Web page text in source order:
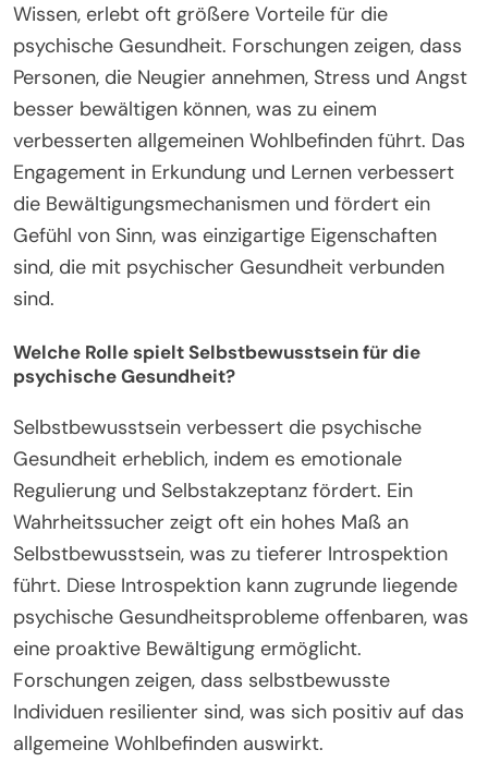
Wissen, erlebt oft größere Vorteile für die
psychische Gesundheit. Forschungen zeigen, dass
Personen, die Neugier annehmen, Stress und Angst
besser bewältigen können, was zu einem
verbesserten allgemeinen Wohlbefinden führt. Das
Engagement in Erkundung und Lernen verbessert
die Bewältigungsmechanismen und fördert ein
Gefühl von Sinn, was einzigartige Eigenschaften
sind, die mit psychischer Gesundheit verbunden
sind.
Welche Rolle spielt Selbstbewusstsein für die
psychische Gesundheit?
Selbstbewusstsein verbessert die psychische
Gesundheit erheblich, indem es emotionale
Regulierung und Selbstakzeptanz fördert. Ein
Wahrheitssucher zeigt oft ein hohes Maß an
Selbstbewusstsein, was zu tieferer Introspektion
führt. Diese Introspektion kann zugrunde liegende
psychische Gesundheitsprobleme offenbaren, was
eine proaktive Bewältigung ermöglicht.
Forschungen zeigen, dass selbstbewusste
Individuen resilienter sind, was sich positiv auf das
allgemeine Wohlbefinden auswirkt.